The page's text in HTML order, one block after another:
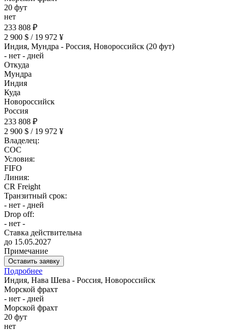
20 фут
нет
233 808 ₽
2 900 $ / 19 972 ¥
Индия, Мундра - Россия, Новороссийск (20 фут)
- нет - дней
Откуда
Мундра
Индия
Куда
Новороссийск
Россия
233 808 ₽
2 900 $ / 19 972 ¥
Владелец:
COC
Условия:
FIFO
Линия:
CR Freight
Транзитный срок:
- нет - дней
Drop off:
- нет -
Ставка действительна
до 15.05.2027
Примечание
Оставить заявку
Подробнее
Индия, Нава Шева - Россия, Новороссийск
Морской фрахт
- нет - дней
Морской фрахт
20 фут
нет